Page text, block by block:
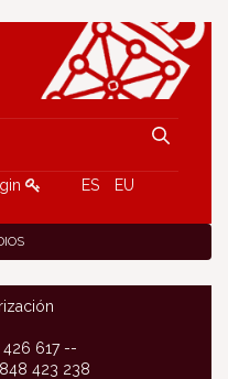
ES EU
426 617 --
423 238